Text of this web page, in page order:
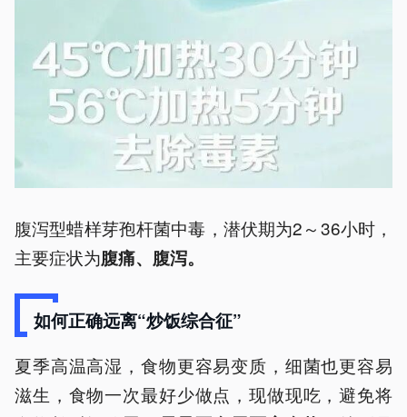
腹泻型蜡样芽孢杆菌中毒，潜伏期为2～36小时，
主要症状为腹痛、腹泻。
如何正确远离“炒饭综合征”
夏季高温高湿，食物更容易变质，细菌也更容易
滋生，食物一次最好少做点，现做现吃，避免将